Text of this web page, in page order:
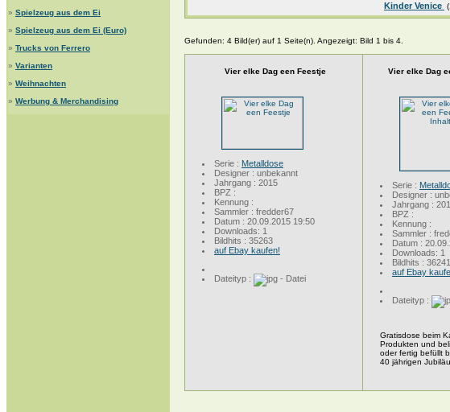
» Spielzeug aus dem Ei
» Spielzeug aus dem Ei (Euro)
» Trucks von Ferrero
» Varianten
» Weihnachten
» Werbung & Merchandising
Kinder Venice
Gefunden: 4 Bild(er) auf 1 Seite(n). Angezeigt: Bild 1 bis 4.
Vier elke Dag een Feestje
Serie : Metalldose
Designer : unbekannt
Jahrgang : 2015
BPZ :
Kennung :
Sammler : fredder67
Datum : 20.09.2015 19:50
Downloads: 1
Bildhits : 35263
auf Ebay kaufen!
Dateityp :
Vier elke Dag
Serie :
Designer :
Jahrgang :
BPZ :
Kennung :
Sammler :
Datum :
Downloads: 1
Bildhits : 36241
auf Ebay
Dateityp :
Gratisdose beim
Produkten und
oder fertig befüllt
40 jährigen